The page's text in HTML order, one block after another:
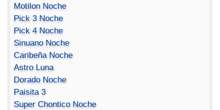
Motilon Noche
Pick 3 Noche
Pick 4 Noche
Sinuano Noche
Caribeña Noche
Astro Luna
Dorado Noche
Paisita 3
Super Chontico Noche